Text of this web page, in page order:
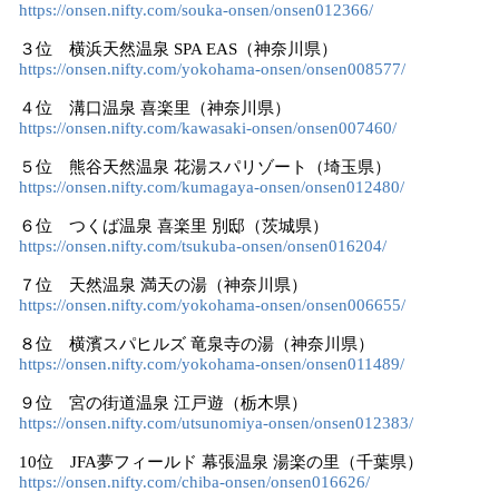
https://onsen.nifty.com/souka-onsen/onsen012366/
３位 横浜天然温泉 SPA EAS（神奈川県）
https://onsen.nifty.com/yokohama-onsen/onsen008577/
４位 溝口温泉 喜楽里（神奈川県）
https://onsen.nifty.com/kawasaki-onsen/onsen007460/
５位 熊谷天然温泉 花湯スパリゾート（埼玉県）
https://onsen.nifty.com/kumagaya-onsen/onsen012480/
６位 つくば温泉 喜楽里 別邸（茨城県）
https://onsen.nifty.com/tsukuba-onsen/onsen016204/
７位 天然温泉 満天の湯（神奈川県）
https://onsen.nifty.com/yokohama-onsen/onsen006655/
８位 横濱スパヒルズ 竜泉寺の湯（神奈川県）
https://onsen.nifty.com/yokohama-onsen/onsen011489/
９位 宮の街道温泉 江戸遊（栃木県）
https://onsen.nifty.com/utsunomiya-onsen/onsen012383/
10位 JFA夢フィールド 幕張温泉 湯楽の里（千葉県）
https://onsen.nifty.com/chiba-onsen/onsen016626/